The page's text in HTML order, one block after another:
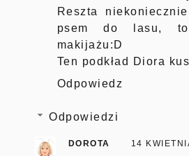
Reszta
psem do lasu,
makijażu:D
Ten podkład Diora
Odpowiedz
Odpowiedzi
DOROTA 14